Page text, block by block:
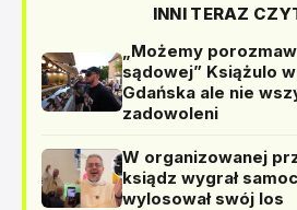
INNI TERAZ
„Możemy
sądowej” Książulo
Gdańska ale nie
zadowoleni
W organizowanej
ksiądz wygrał
wylosował swój los